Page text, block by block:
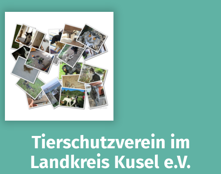
Tierschutzverein im
Landkreis Kusel e.V.